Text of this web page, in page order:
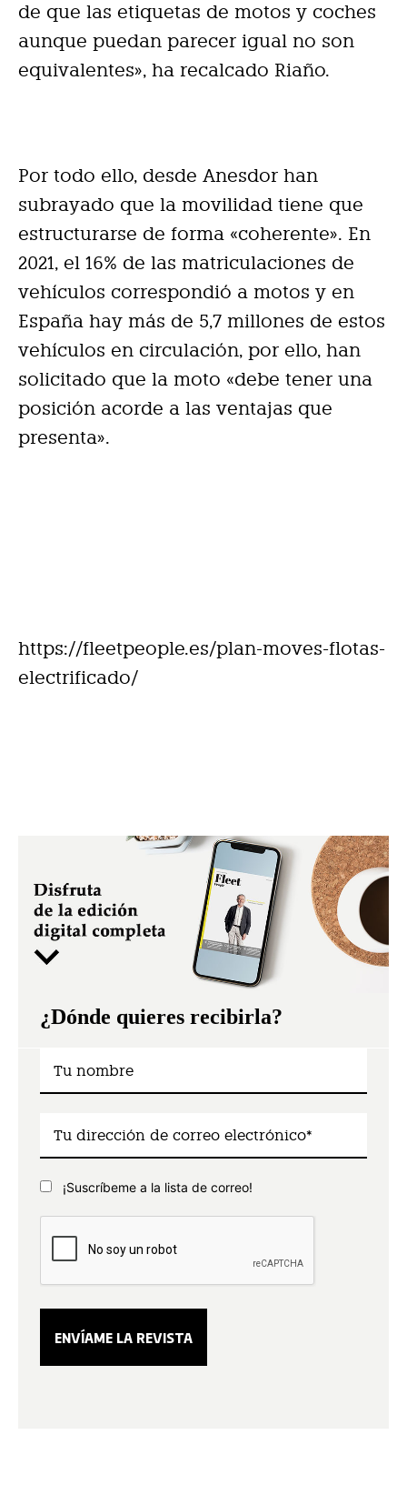
de que las etiquetas de motos y coches
aunque puedan parecer igual no son
equivalentes», ha recalcado Riaño.
Por todo ello, desde Anesdor han
subrayado que la movilidad tiene que
estructurarse de forma «coherente». En
2021, el 16% de las matriculaciones de
vehículos correspondió a motos y en
España hay más de 5,7 millones de estos
vehículos en circulación, por ello, han
solicitado que la moto «debe tener una
posición acorde a las ventajas que
presenta».
https://fleetpeople.es/plan-moves-flotas-
electrificado/
¿Dónde quieres recibirla?
¡Suscríbeme a la lista de correo!